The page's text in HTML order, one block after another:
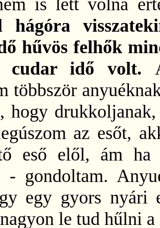
hágóra
hűvös felhők
cudar idő volt.
többször
hogy
az esőt,
eső elől, ám
- gondoltam.
egy gyors nyári
le tud hűlni a